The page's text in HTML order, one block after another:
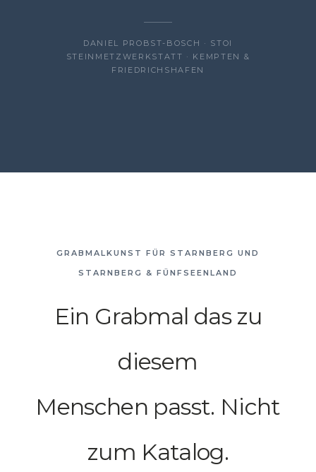
DANIEL PROBST-BOSCH · STOI
STEINMETZWERKSTATT · KEMPTEN &
FRIEDRICHSHAFEN
GRABMALKUNST FÜR STARNBERG UND
STARNBERG & FÜNFSEENLAND
Ein Grabmal das zu
diesem
Menschen passt. Nicht
zum Katalog.